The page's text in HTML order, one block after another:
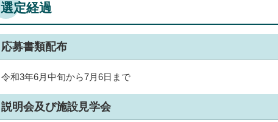
選定経過
応募書類配布
令和3年6月中旬から7月6日まで
説明会及び施設見学会